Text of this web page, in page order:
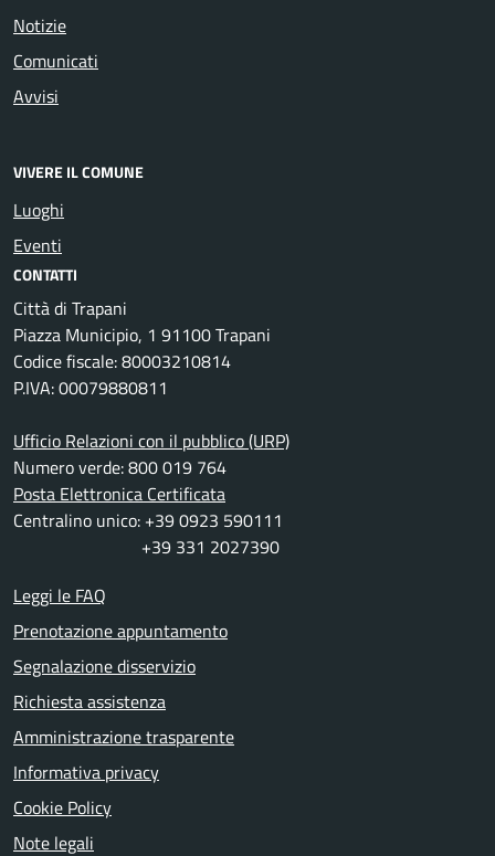
Notizie
Comunicati
Avvisi
VIVERE IL COMUNE
Luoghi
Eventi
CONTATTI
Città di Trapani
Piazza Municipio, 1 91100 Trapani
Codice fiscale: 80003210814
P.IVA: 00079880811
Ufficio Relazioni con il pubblico (URP)
Numero verde: 800 019 764
Posta Elettronica Certificata
Centralino unico: +39 0923 590111
+39 331 2027390
Leggi le FAQ
Prenotazione appuntamento
Segnalazione disservizio
Richiesta assistenza
Amministrazione trasparente
Informativa privacy
Cookie Policy
Note legali